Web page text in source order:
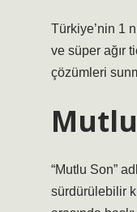
Türkiye’nin 1
ve süper ağır
çözümleri
“Mutlu Son”
sürdürülebilir